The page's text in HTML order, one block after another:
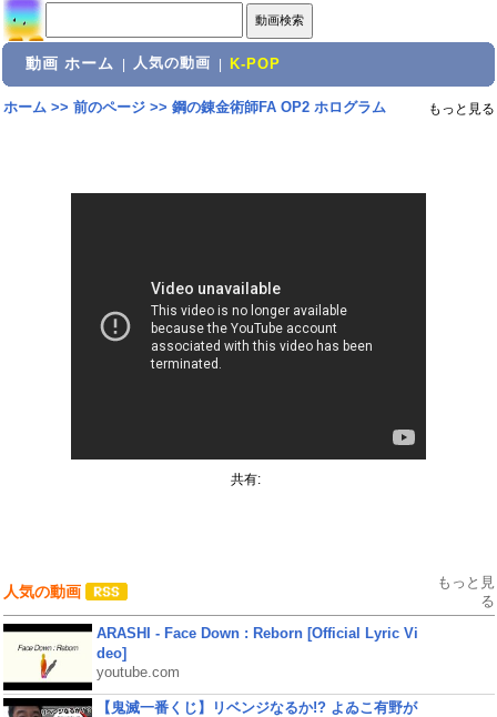
動画 ホーム 人気の動画 K-POP
ホーム>> 前のページ>> 鋼の錬金術師FA OP2 ホログラム もっと見る
共有:
人気の動画
もっと見
る
ARASHI - Face Down : Reborn [Official Lyric Vi
deo]
youtube.com
【鬼滅一番くじ】リベンジなるか!? よゐこ有野が